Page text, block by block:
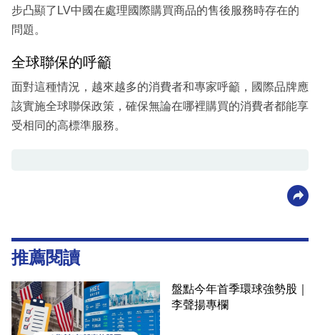
步凸顯了LV中國在處理國際購買商品的售後服務時存在的
問題。
全球聯保的呼籲
面對這種情況，越來越多的消費者和專家呼籲，國際品牌應
該實施全球聯保政策，確保無論在哪裡購買的消費者都能享
受相同的高標準服務。
推薦閱讀
盤點今年首季環球強勢股｜
李聲揚專欄